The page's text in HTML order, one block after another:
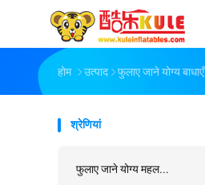
होम उत्पाद फुलाए जाने योग्य बाधाएँ
श्रेणियां
फुलाए जाने योग्य महल...